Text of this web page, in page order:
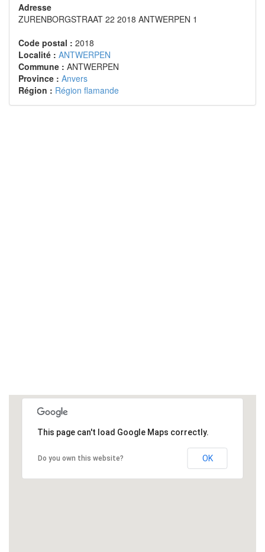
Adresse
ZURENBORGSTRAAT 22 2018 ANTWERPEN 1
Code postal : 2018
Localité : ANTWERPEN
Commune : ANTWERPEN
Province : Anvers
Région : Région flamande
This page can't load Google Maps correctly.
Do you own this website? OK